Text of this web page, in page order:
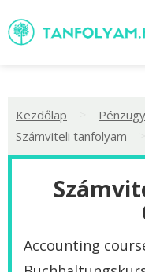
Kezdőlap
Számviteli tanfolyam
Accounting